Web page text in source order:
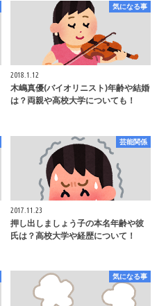
気になる事
2018.1.12
木嶋真優(バイオリニスト)年齢や結婚
は？両親や高校大学についても！
芸能関係
2017.11.23
押し出しましょう子の本名年齢や彼
氏は？高校大学や経歴について！
気になる事